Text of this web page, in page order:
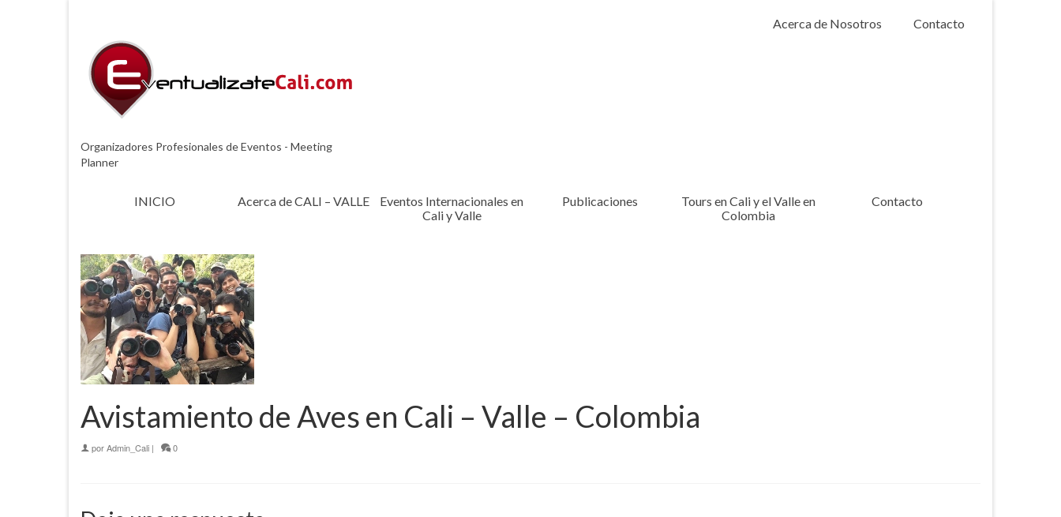
Organizadores Profesionales de Eventos - Meeting
Planner
Acerca de Nosotros Contacto
INICIO Acerca de CALI – VALLE
Eventos Internacionales en
Cali y Valle
Publicaciones
Tours en Cali y el Valle en
Colombia
Contacto
Avistamiento de Aves en Cali – Valle – Colombia
porAdmin_Cali | 0